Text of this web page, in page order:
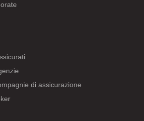
di assicurazione